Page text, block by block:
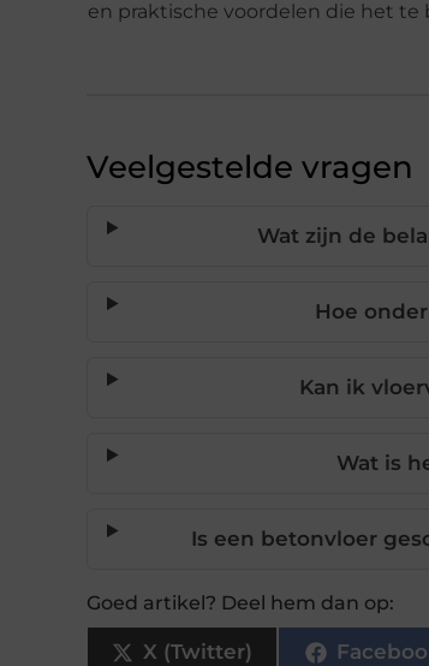
en praktische voordelen die het te
Veelgestelde vragen
Wat zijn de
Hoe
Kan ik
Wat is
Is een betonvloer
Goed artikel? Deel hem dan op:
X (Twitter)